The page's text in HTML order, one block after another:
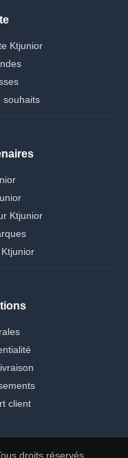
Ktjunior
souhaits
Ktjunior
client
droits réservés